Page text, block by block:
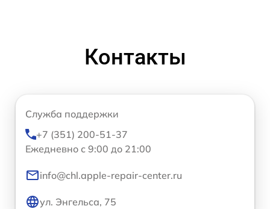
Контакты
Служба поддержки
+7 (351) 200-51-37
Ежедневно с 9:00 до 21:00
info@chl.apple-repair-center.ru
ул. Энгельса, 75